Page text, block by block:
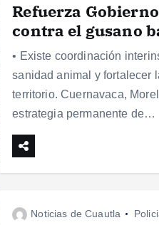
Refuerza
contra el gusano
• Existe coordinación
sanidad animal y fortalecer
territorio. Cuernavaca,
estrategia permanente de…
Noticias de Cuautla